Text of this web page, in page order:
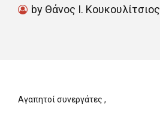
by Θάνος Ι. Κουκουλίτσιος
Αγαπητοί συνεργάτες ,